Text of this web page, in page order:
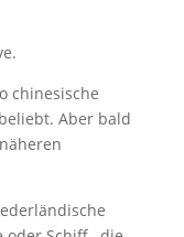
chinesische
Aber bald